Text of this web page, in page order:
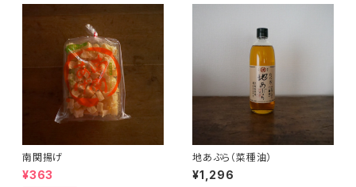
南関揚げ
¥363
地あぶら（菜種油）
¥1,296